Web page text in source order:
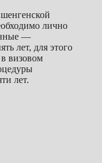
лично
—
лет, для этого
в визовом
лет.